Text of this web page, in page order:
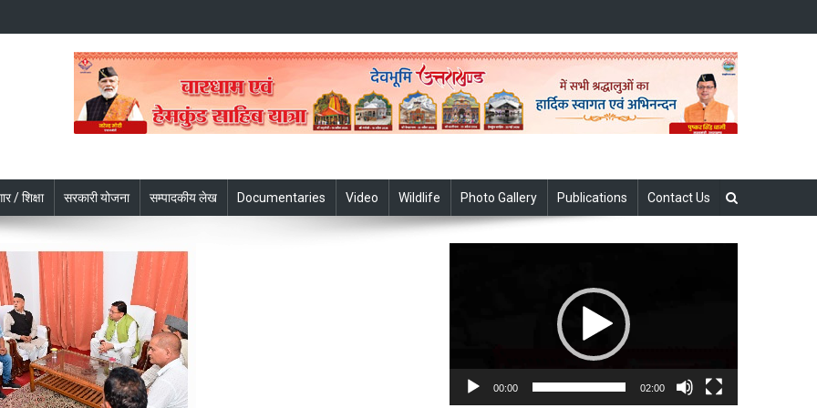
/ शिक्षा सरकारी योजना सम्पादकीय लेख Documentaries Video Wildlife Photo Gallery Publications Contact Us
00:00 02:00